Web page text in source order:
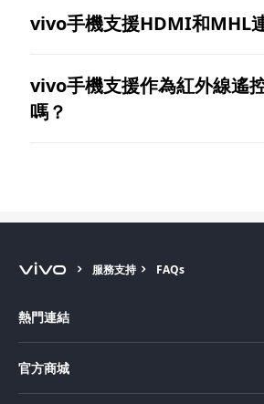
vivo手機支援HDMI和MHL
vivo手機支援作為紅外線遙
嗎？
服務支持 FAQs
熱門連結
X200 Pro
官方商城